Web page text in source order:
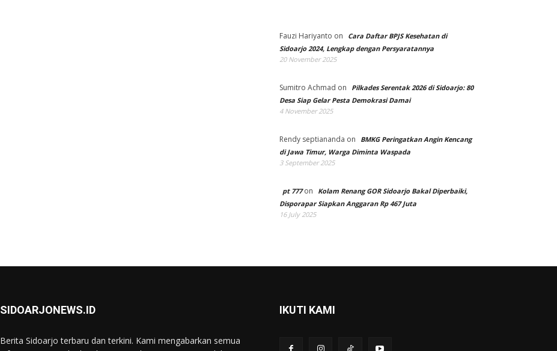
Fauzi Hariyanto on
Cara Daftar BPJS Kesehatan di
Sidoarjo 2024, Lengkap dengan Persyaratannya
20 November 2025
Sumitro Achmad on
Pilkades Serentak 2026 di Sidoarjo: 80
Desa Siap Gelar Pesta Demokrasi Damai
4 November 2025
Rendy septiananda on
BMKG Peringatkan Angin Kencang
di Jawa Timur, Warga Diminta Waspada
3 September 2025
pt 777on
Kolam Renang GOR Sidoarjo Bakal Diperbaiki,
Disporapar Siapkan Anggaran Rp 467 Juta
16 July 2025
SIDOARJONEWS.ID
Berita Sidoarjo terbaru dan terkini. Kami mengabarkan semua
IKUTI KAMI